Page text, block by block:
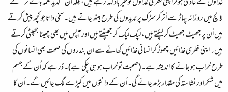
لالچ میں روزانہ پہاڑ سے اُتر کر سڑک پر ندیدوں کی طرح بیٹھ جاتے ہیں۔ سخی داتا جو کچھ پیش کرتے
ہیں اُن پر جھپٹ جھپٹ کر لپکتے ہیں، لپک لپک کر جھپٹتے ہیں اور آپس میں بھی چھینا جھپٹی کرتے
ہیں۔ اپنی فطری غذائیں چھوڑ کر انسانی غذائیں کھانے سے ان بندروں کی صحت بھی انسانوں کی
طرح خراب ہو جانے کا اندیشہ ہے۔ (صحبت تو خراب ہو ہی چکی ہے)۔ ڈر ہے کہ اُن کے جسم
میں شکر اور نشاستہ کی مقدار بڑھ جائے گی۔ اُن کے دانتوں میں کیڑے لگ جائیں گے۔ اُن کا